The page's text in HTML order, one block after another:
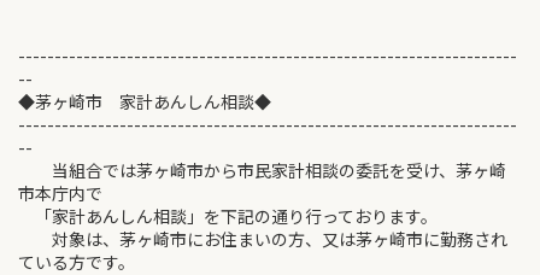
---------------------------------------------------------------------
--
◆茅ヶ崎市 家計あんしん相談◆
---------------------------------------------------------------------
--
当組合では茅ヶ崎市から市民家計相談の委託を受け、茅ヶ崎
市本庁内で
「家計あんしん相談」を下記の通り行っております。
対象は、茅ヶ崎市にお住まいの方、又は茅ヶ崎市に勤務され
ている方です。